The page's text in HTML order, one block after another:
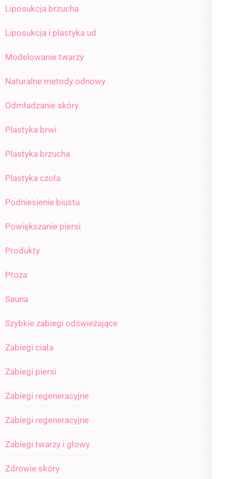
Liposukcja brzucha
Liposukcja i plastyka ud
Modelowanie twarzy
Naturalne metody odnowy
Odmładzanie skóry
Plastyka brwi
Plastyka brzucha
Plastyka czoła
Podniesienie biustu
Powiększanie piersi
Produkty
Ptoza
Sauna
Szybkie zabiegi odświeżające
Zabiegi ciała
Zabiegi piersi
Zabiegi regeneracyjne
Zabiegi regeneracyjne
Zabiegi twarzy i głowy
Zdrowie skóry